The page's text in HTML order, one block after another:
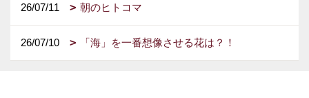
26/07/11 朝のヒトコマ
26/07/10 「海」を一番想像させる花は？！